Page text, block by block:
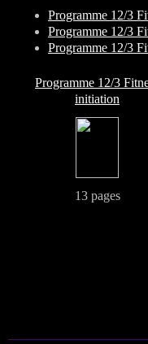
Programme 12/3
Programme 12/3
Programme 12/3
Programme 12/3
initiation
13 pages